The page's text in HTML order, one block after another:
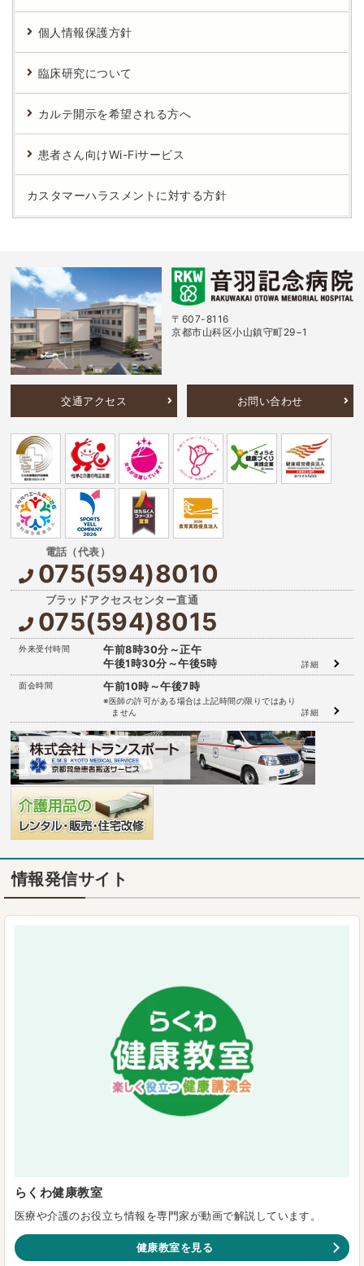
個人情報保護方針
臨床研究について
カルテ開示を希望される方へ
患者さん向けWi-Fiサービス
カスタマーハラスメントに対する方針
〒607-8116
京都市山科区小山鎮守町29−1
交通アクセス お問い合わせ
075(594)8010
075(594)8015
外来受付時間
午前8時30分～正午
午後1時30分～午後5時
詳細
面会時間 午前10時～午後7時
※医師の許可がある場合は上記時間の限りではあり
ません
詳細
情報発信サイト
らくわ健康教室
医療や介護のお役立ち情報を専門家が動画で解説しています。
健康教室を見る